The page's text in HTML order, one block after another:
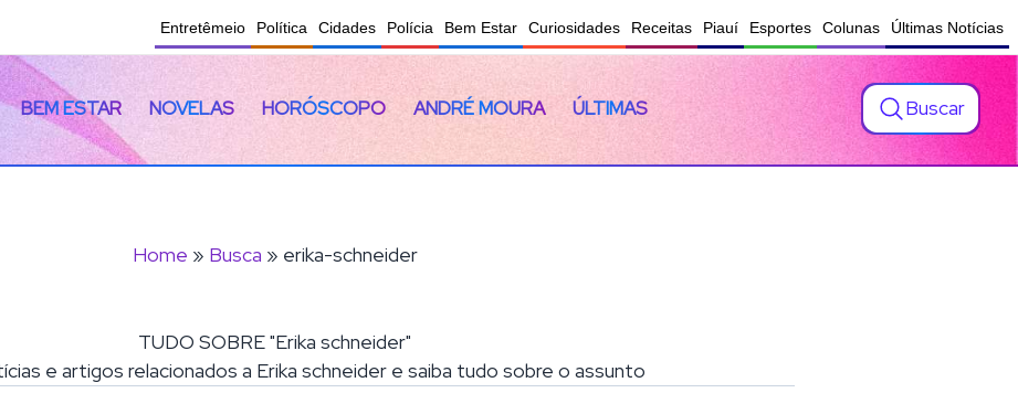
Entretêmeio Política Cidades Polícia Bem Estar Curiosidades Receitas Piauí Esportes Colunas Últimas Notícias
BEM ESTAR NOVELAS HORÓSCOPO ANDRÉ MOURA ÚLTIMAS Buscar
Home » Busca » erika-schneider
TUDO SOBRE "Erika schneider"
e artigos relacionados a Erika schneider e saiba tudo sobre o assunto